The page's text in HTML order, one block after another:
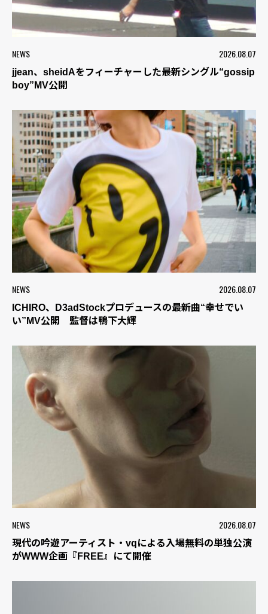
NEWS 2026.08.07
jjean、sheidAをフィーチャーした最新シングル“gossip
boy”MV公開
NEWS 2026.08.07
ICHIRO、D3adStockプロデュースの最新曲“幸せでい
い”MV公開 監督は鴨下大輝
NEWS 2026.08.07
現代の吟遊アーティスト・vqによる入場無料の単独公演
がWWW企画『FREE』にて開催